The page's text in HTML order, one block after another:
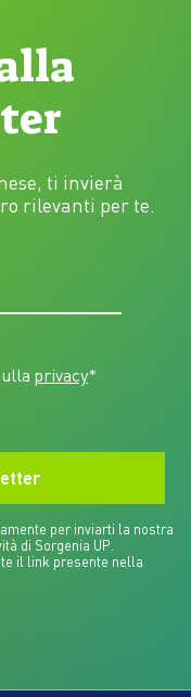
ti invierà
rilevanti per te.
privacy*
per inviarti la nostra
di Sorgenia UP.
il link presente nella